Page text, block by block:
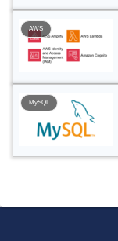
AWS
MySQL